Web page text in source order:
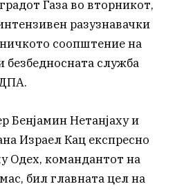
Газа во вторникот,
разузнавачки
соопштение на
безбедносната служба
Бенјамин Нетанјаху и
Израел Кац експресно
Одех, командантот на
бил главната цел на